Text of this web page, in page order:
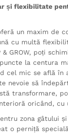
și flexibilitate
oferă un maxim de
cu multă
GROW, poți
la centura
cel mic se află în
nevoie să
transformare,
oricând, cu
zona gâtului
o perniță